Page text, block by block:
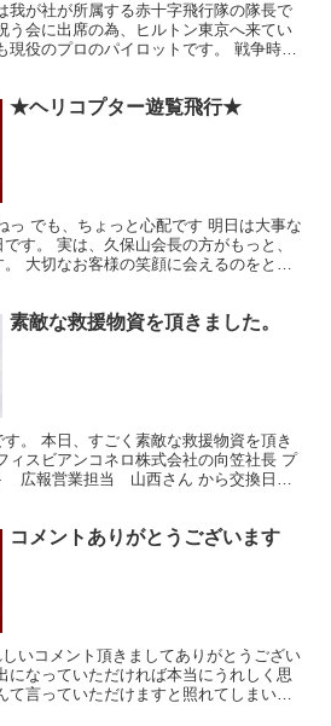
我が社が所属する赤十字飛行隊の隊長で
う会に出席の為、ヒルトン東京へ来てい
現役のプロのパイロットです。 戦争時代
★ヘリコプター遊覧飛行★
っ でも、ちょっと心配です 明日は大事な
す。 実は、久保山会長の方がもっと、
大切なお客様の笑顔に会えるのをとて
素敵な救援物資を頂きました。
。 本日、すごく素敵な救援物資を頂き
ィスビアンコネロ株式会社の向笠社長 プ
広報営業担当 山西さん から交換日記
コメントありがとうございます
いコメント頂きましてありがとうござい
になっていただければ本当にうれしく思
て言っていただけますと照れてしまいま